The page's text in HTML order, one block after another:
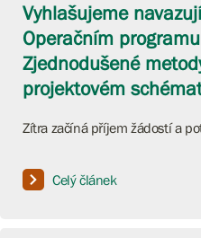
Vyhlašujeme
Operačním
Zjednodušené
projektovém
Zítra začíná příjem žádostí a
Celý článek